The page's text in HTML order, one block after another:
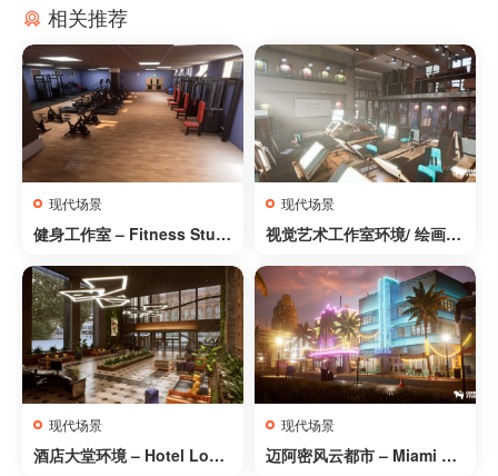
相关推荐
现代场景
健身工作室 – Fitness Studi
现代场景
视觉艺术工作室环境/ 绘画与
orkshop Environment/ Pai
ntings Sculptings ( Visual
Workshop )
现代场景
酒店大堂环境 – Hotel Lobb
现代场景
迈阿密风云都市 – Miami Vic